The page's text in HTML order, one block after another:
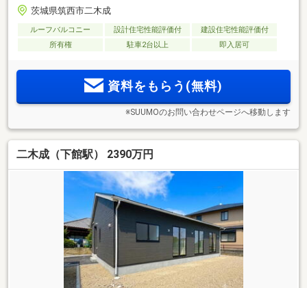
茨城県筑西市二木成
ルーフバルコニー 設計住宅性能評価付
建設住宅性能評価付
所有権
駐車2台以上 即入居可
資料をもらう(無料)
※SUUMOのお問い合わせページへ移動します
二木成（下館駅） 2390万円